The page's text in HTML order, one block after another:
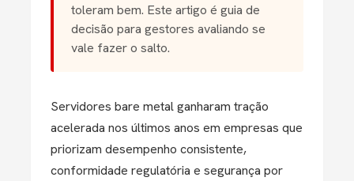
toleram bem. Este artigo é guia de
decisão para gestores avaliando se
vale fazer o salto.
Servidores bare metal ganharam tração
acelerada nos últimos anos em empresas que
priorizam desempenho consistente,
conformidade regulatória e segurança por